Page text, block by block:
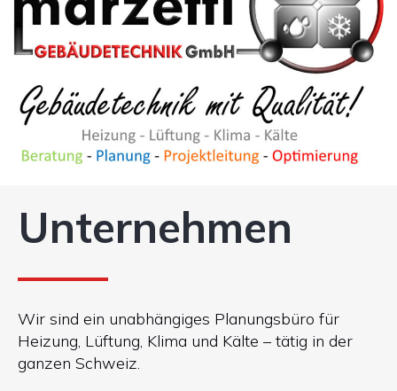
Unternehmen
Wir sind ein unabhängiges Planungsbüro für
Heizung, Lüftung, Klima und Kälte – tätig in der
ganzen Schweiz.